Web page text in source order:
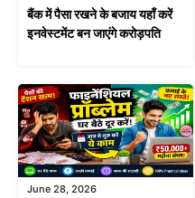
बैंक में पैसा रखने के बजाय यहाँ करें
इनवेस्टमेंट बन जाएंगे करोड़पति
June 28, 2026